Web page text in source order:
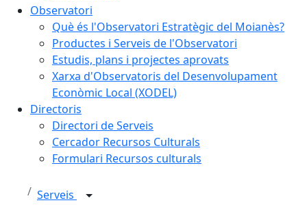
Observatori
Què és l'Observatori Estratègic del Moianès?
Productes i Serveis de l'Observatori
Estudis, plans i projectes aprovats
Xarxa d'Observatoris del Desenvolupament
Econòmic Local (XODEL)
Directoris
Directori de Serveis
Cercador Recursos Culturals
Formulari Recursos culturals
Serveis